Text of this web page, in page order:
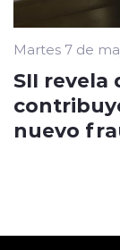
Martes 7 de
SII revela
nuevo